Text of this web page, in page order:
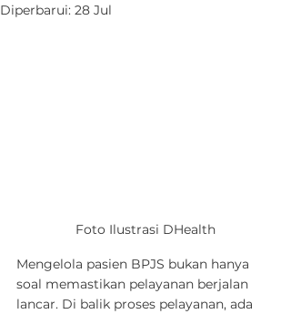
Diperbarui: 28 Jul
Foto Ilustrasi DHealth
Mengelola pasien BPJS bukan hanya
soal memastikan pelayanan berjalan
lancar. Di balik proses pelayanan, ada